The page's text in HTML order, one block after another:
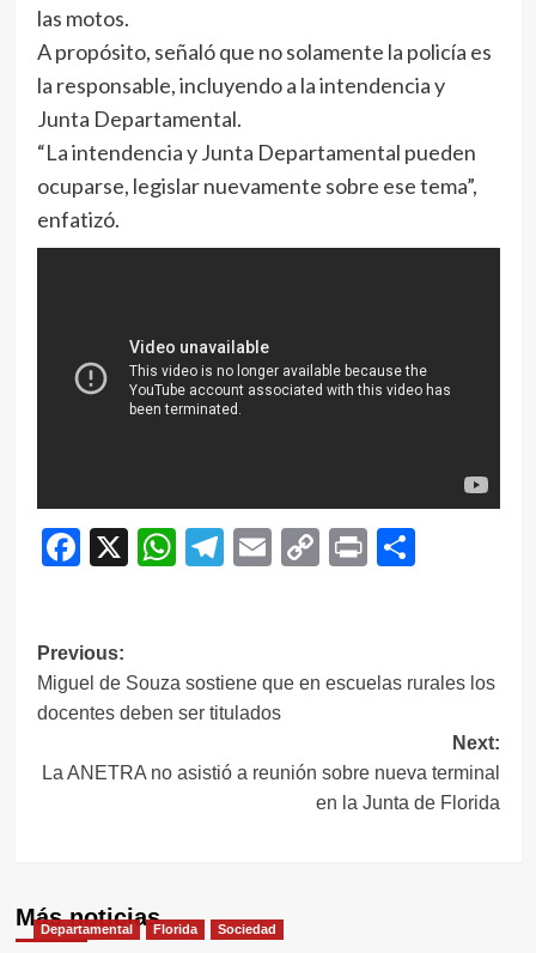
las motos.
A propósito, señaló que no solamente la policía es
la responsable, incluyendo a la intendencia y
Junta Departamental.
“La intendencia y Junta Departamental pueden
ocuparse, legislar nuevamente sobre ese tema”,
enfatizó.
Facebook
X WhatsApp
Telegram
EmailCopy
Print
Navegación
de
Previous:
Miguel de Souza sostiene que en escuelas rurales los
docentes deben ser titulados
Next:
La ANETRA no asistió a reunión sobre nueva terminal
en la Junta de Florida
Más noticias
Departamental Florida Sociedad